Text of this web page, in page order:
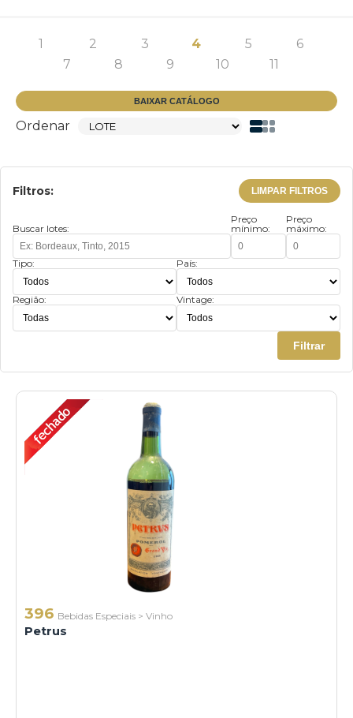
1 2 3 4 5
6
7
8 9 10 11
BAIXAR CATÁLOGO
Ordenar
Filtros: LIMPAR FILTROS
Buscar lotes:
Preço
mínimo:
Preço
máximo:
Tipo: País:
Região: Vintage:
Filtrar
396 Bebidas Especiais > Vinho
Petrus